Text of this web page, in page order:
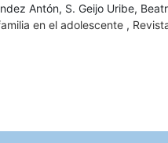
Antón, S. Geijo Uribe,
en el adolescente ,